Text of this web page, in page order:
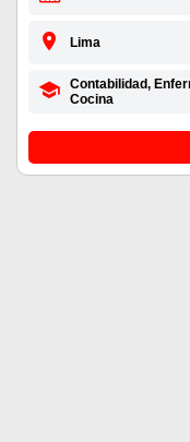
Lima
Contabilidad,
Cocina